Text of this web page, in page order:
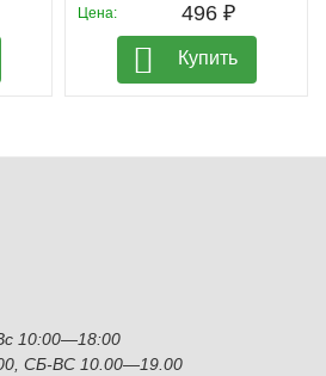
Цена: 496 ₽
Купить
10:00—18:00
СБ-ВС 10.00—19.00